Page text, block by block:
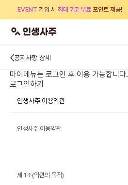
EVENT 가입 시 최대 7분 무료 포인트 제공!
공지사항 상세
마이메뉴는 로그인 후 이용 가능합니다.
로그인하기
인생사주 이용약관
인생사주 이용약관
제 1조(약관의 목적)